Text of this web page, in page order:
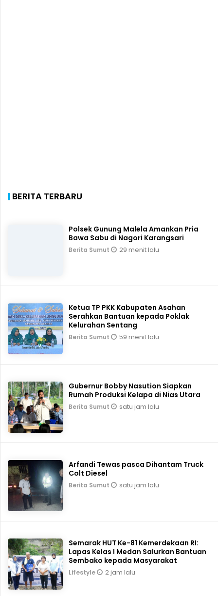
BERITA TERBARU
Polsek Gunung Malela Amankan Pria
Bawa Sabu di Nagori Karangsari
Berita Sumut 29 menit lalu
Ketua TP PKK Kabupaten Asahan
Serahkan Bantuan kepada Poklak
Kelurahan Sentang
Berita Sumut 59 menit lalu
Gubernur Bobby Nasution Siapkan
Rumah Produksi Kelapa di Nias Utara
Berita Sumut satu jam lalu
Arfandi Tewas pasca Dihantam Truck
Colt Diesel
Berita Sumut satu jam lalu
Semarak HUT Ke-81 Kemerdekaan RI:
Lapas Kelas I Medan Salurkan Bantuan
Sembako kepada Masyarakat
Lifestyle 2 jam lalu